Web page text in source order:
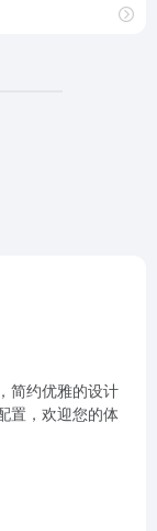
简约优雅的设计
置，欢迎您的体